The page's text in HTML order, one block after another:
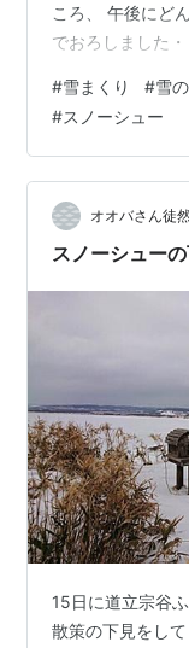
ころ、 午後にど
でおろしました
れたのは、 ご近
枯草がみっとも
ました＾＾； 今
す・・・！ さて
不完全燃焼！と
延ばしました。
#雪まくり #雪
#スノーシュー
オオバさん徒
スノーシュー
15日に道立宗谷
散策の下見をし